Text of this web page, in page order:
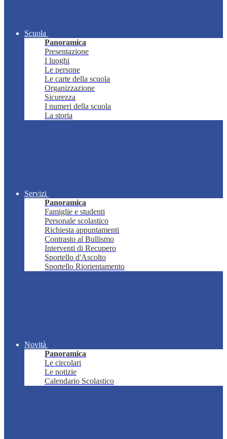
Scuola
Panoramica
Presentazione
I luoghi
Le persone
Le carte della scuola
Organizzazione
Sicurezza
I numeri della scuola
La storia
Servizi
Panoramica
Famiglie e studenti
Personale scolastico
Richiesta appuntamenti
Contrasto al Bullismo
Interventi di Recupero
Sportello d'Ascolto
Sportello Riorientamento
Novità
Panoramica
Le circolari
Le notizie
Calendario Scolastico